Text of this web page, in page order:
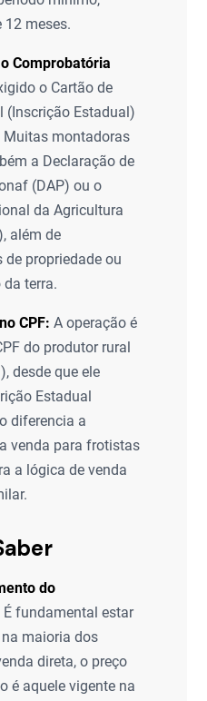
12 meses.
Comprobatória
o Cartão de
(Inscrição Estadual)
Muitas montadoras
a Declaração de
(DAP) ou o
da Agricultura
além de
de propriedade ou
terra.
CPF: A operação é
do produtor rural
desde que ele
Estadual
diferencia a
venda para frotistas
a lógica de venda
do
É fundamental estar
maioria dos
direta, o preço
é aquele vigente na